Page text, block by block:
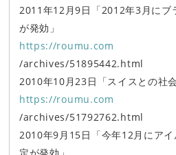
2011年12月9日「2012年3月にブ
が発効」
https://roumu.com
/archives/51895442.html
2010年10月23日「スイスとの社
https://roumu.com
/archives/51792762.html
2010年9月15日「今年12月にア